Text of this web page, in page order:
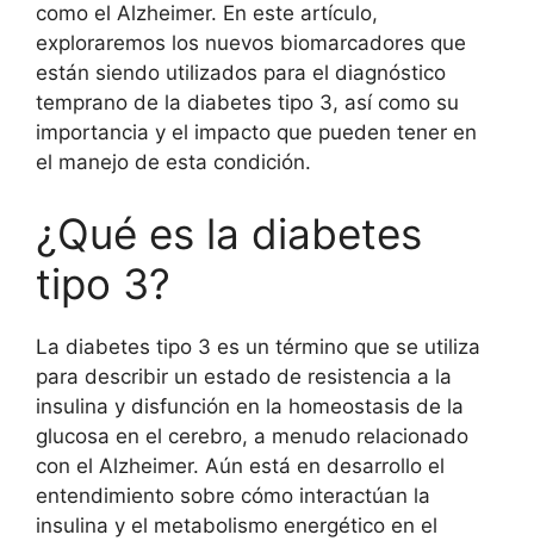
como el Alzheimer. En este artículo,
exploraremos los nuevos biomarcadores que
están siendo utilizados para el diagnóstico
temprano de la diabetes tipo 3, así como su
importancia y el impacto que pueden tener en
el manejo de esta condición.
¿Qué es la diabetes
tipo 3?
La diabetes tipo 3 es un término que se utiliza
para describir un estado de resistencia a la
insulina y disfunción en la homeostasis de la
glucosa en el cerebro, a menudo relacionado
con el Alzheimer. Aún está en desarrollo el
entendimiento sobre cómo interactúan la
insulina y el metabolismo energético en el